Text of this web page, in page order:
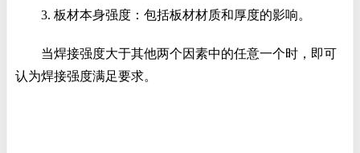
3. 板材本身强度：包括板材材质和厚度的影响。
当焊接强度大于其他两个因素中的任意一个时，即可
认为焊接强度满足要求。